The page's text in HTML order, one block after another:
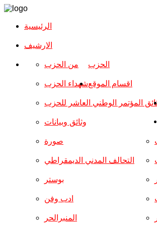
الرئيسية
الارشیف
الحزب من الحزب
شهداء الحزب
المؤتمر الوطني العاشر للحزب
وثائق وبيانات
اقسام الموقع
صورة
التحالف المدني الديمقراطي
بوستر
ادب وفن
المنبرالحر